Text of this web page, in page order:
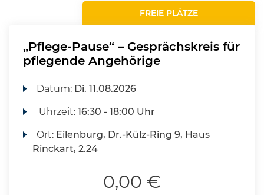
FREIE PLÄTZE
„Pflege-Pause“ – Gesprächskreis für
pflegende Angehörige
Datum: Di. 11.08.2026
Uhrzeit:16:30 - 18:00 Uhr
Ort: Eilenburg, Dr.-Külz-Ring 9, Haus
Rinckart, 2.24
0,00 €